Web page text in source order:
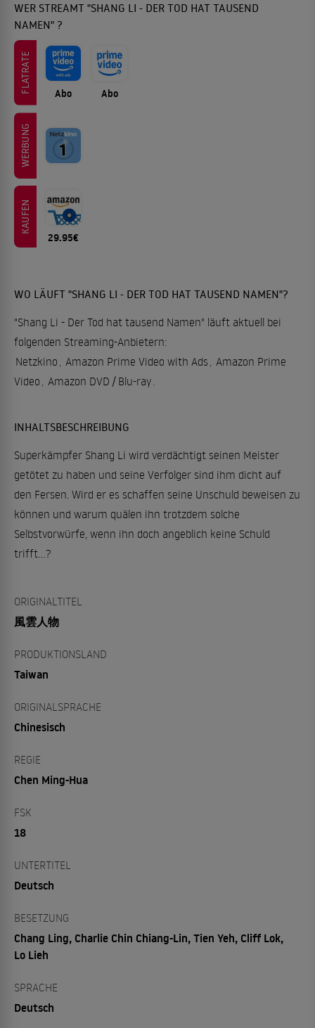
WER STREAMT "SHANG LI - DER TOD HAT TAUSEND
NAMEN" ?
FLATRATE Abo Abo
WERBUNG
KAUFEN
29.95€
WO LÄUFT "SHANG LI - DER TOD HAT TAUSEND NAMEN"?
"Shang Li - Der Tod hat tausend Namen" läuft aktuell bei
folgenden Streaming-Anbietern:
Netzkino , Amazon Prime Video with Ads, Amazon Prime
Video , Amazon DVD / Blu-ray.
INHALTSBESCHREIBUNG
Superkämpfer Shang Li wird verdächtigt seinen Meister
getötet zu haben und seine Verfolger sind ihm dicht auf
den Fersen. Wird er es schaffen seine Unschuld beweisen zu
können und warum quälen ihn trotzdem solche
Selbstvorwürfe, wenn ihn doch angeblich keine Schuld
trifft...?
ORIGINALTITEL
風雲人物
PRODUKTIONSLAND
Taiwan
ORIGINALSPRACHE
Chinesisch
REGIE
Chen Ming-Hua
FSK
18
UNTERTITEL
Deutsch
BESETZUNG
Chang Ling, Charlie Chin Chiang-Lin, Tien Yeh, Cliff Lok,
Lo Lieh
SPRACHE
Deutsch